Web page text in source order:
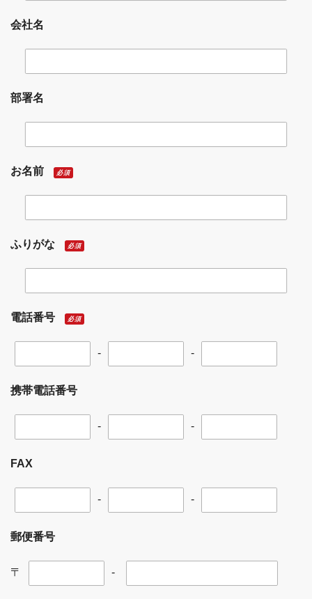
会社名
部署名
お名前 必須
ふりがな 必須
電話番号 必須
- -
携帯電話番号
- -
FAX
- -
郵便番号
〒 -